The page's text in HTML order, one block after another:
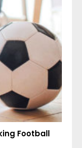
Football